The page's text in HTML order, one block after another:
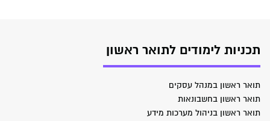
תכניות לימודים לתואר ראשון
תואר ראשון במנהל עסקים
תואר ראשון בחשבונאות
תואר ראשון בניהול מערכות מידע